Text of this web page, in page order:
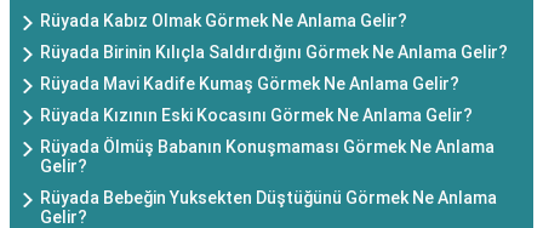
Rüyada Kabız Olmak Görmek Ne Anlama Gelir?
Rüyada Birinin Kılıçla Saldırdığını Görmek Ne Anlama Gelir?
Rüyada Mavi Kadife Kumaş Görmek Ne Anlama Gelir?
Rüyada Kızının Eski Kocasını Görmek Ne Anlama Gelir?
Rüyada Ölmüş Babanın Konuşmaması Görmek Ne Anlama
Gelir?
Rüyada Bebeğin Yuksekten Düştüğünü Görmek Ne Anlama
Gelir?